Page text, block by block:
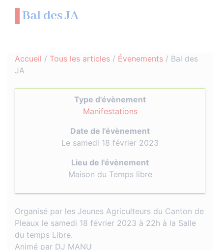
Bal des JA
Accueil / Tous les articles / Évenements / Bal des
JA
Type d'évènement
Manifestations
Date de l'évènement
Le samedi 18 février 2023
Lieu de l'évènement
Maison du Temps libre
Organisé par les Jeunes Agriculteurs du Canton de
Pleaux le samedi 18 février 2023 à 22h à la Salle
du temps Libre.
Animé par DJ MANU